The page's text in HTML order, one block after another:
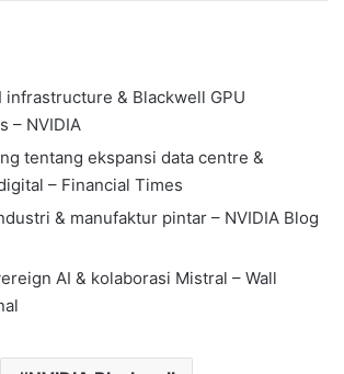
infrastructure & Blackwell GPU
– NVIDIA
tentang ekspansi data centre &
– Financial Times
& manufaktur pintar – NVIDIA Blog
AI & kolaborasi Mistral – Wall